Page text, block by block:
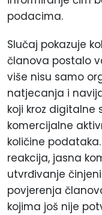
podacima.
Slučaj pokazuje
članova postalo
više nisu samo
natjecanja i
koji kroz digitalne
komercijalne
količine
reakcija, jasna
utvrđivanje
povjerenja
kojima još nije